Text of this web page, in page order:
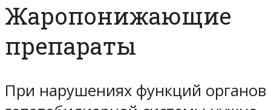
Жаропонижающие
препараты
При нарушениях функций органов